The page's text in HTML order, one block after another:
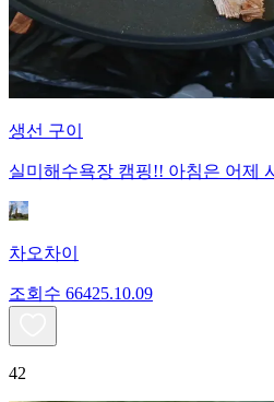
생선 구이
실미해수욕장 캠핑!! 아침은 어제
차오차이
조회수 66425.10.09
42